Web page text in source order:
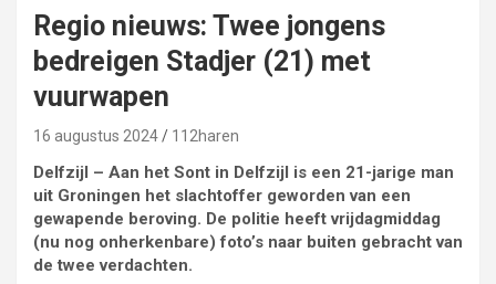
Regio nieuws: Twee jongens
bedreigen Stadjer (21) met
vuurwapen
16 augustus 2024 112haren
Delfzijl – Aan het Sont in Delfzijl is een 21-jarige man
uit Groningen het slachtoffer geworden van een
gewapende beroving. De politie heeft vrijdagmiddag
(nu nog onherkenbare) foto’s naar buiten gebracht van
de twee verdachten.